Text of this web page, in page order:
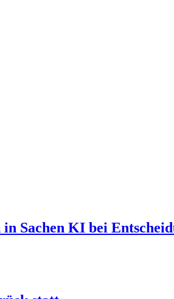
Sachen KI bei